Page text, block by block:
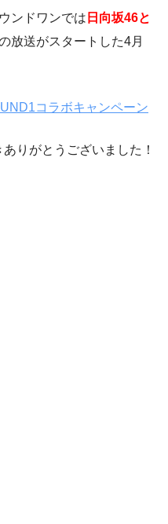
ンドワンでは 日向坂46と
放送がスタートした4月
コラボキャンペーン
りがとうございました！